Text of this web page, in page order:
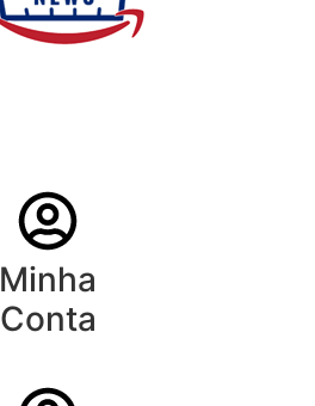
Minha
Conta